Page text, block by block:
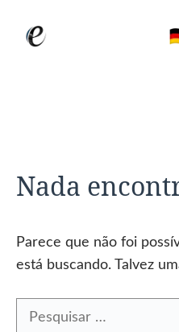
para
Nada
Parece que não foi
está buscando. Talvez
Pesquisar